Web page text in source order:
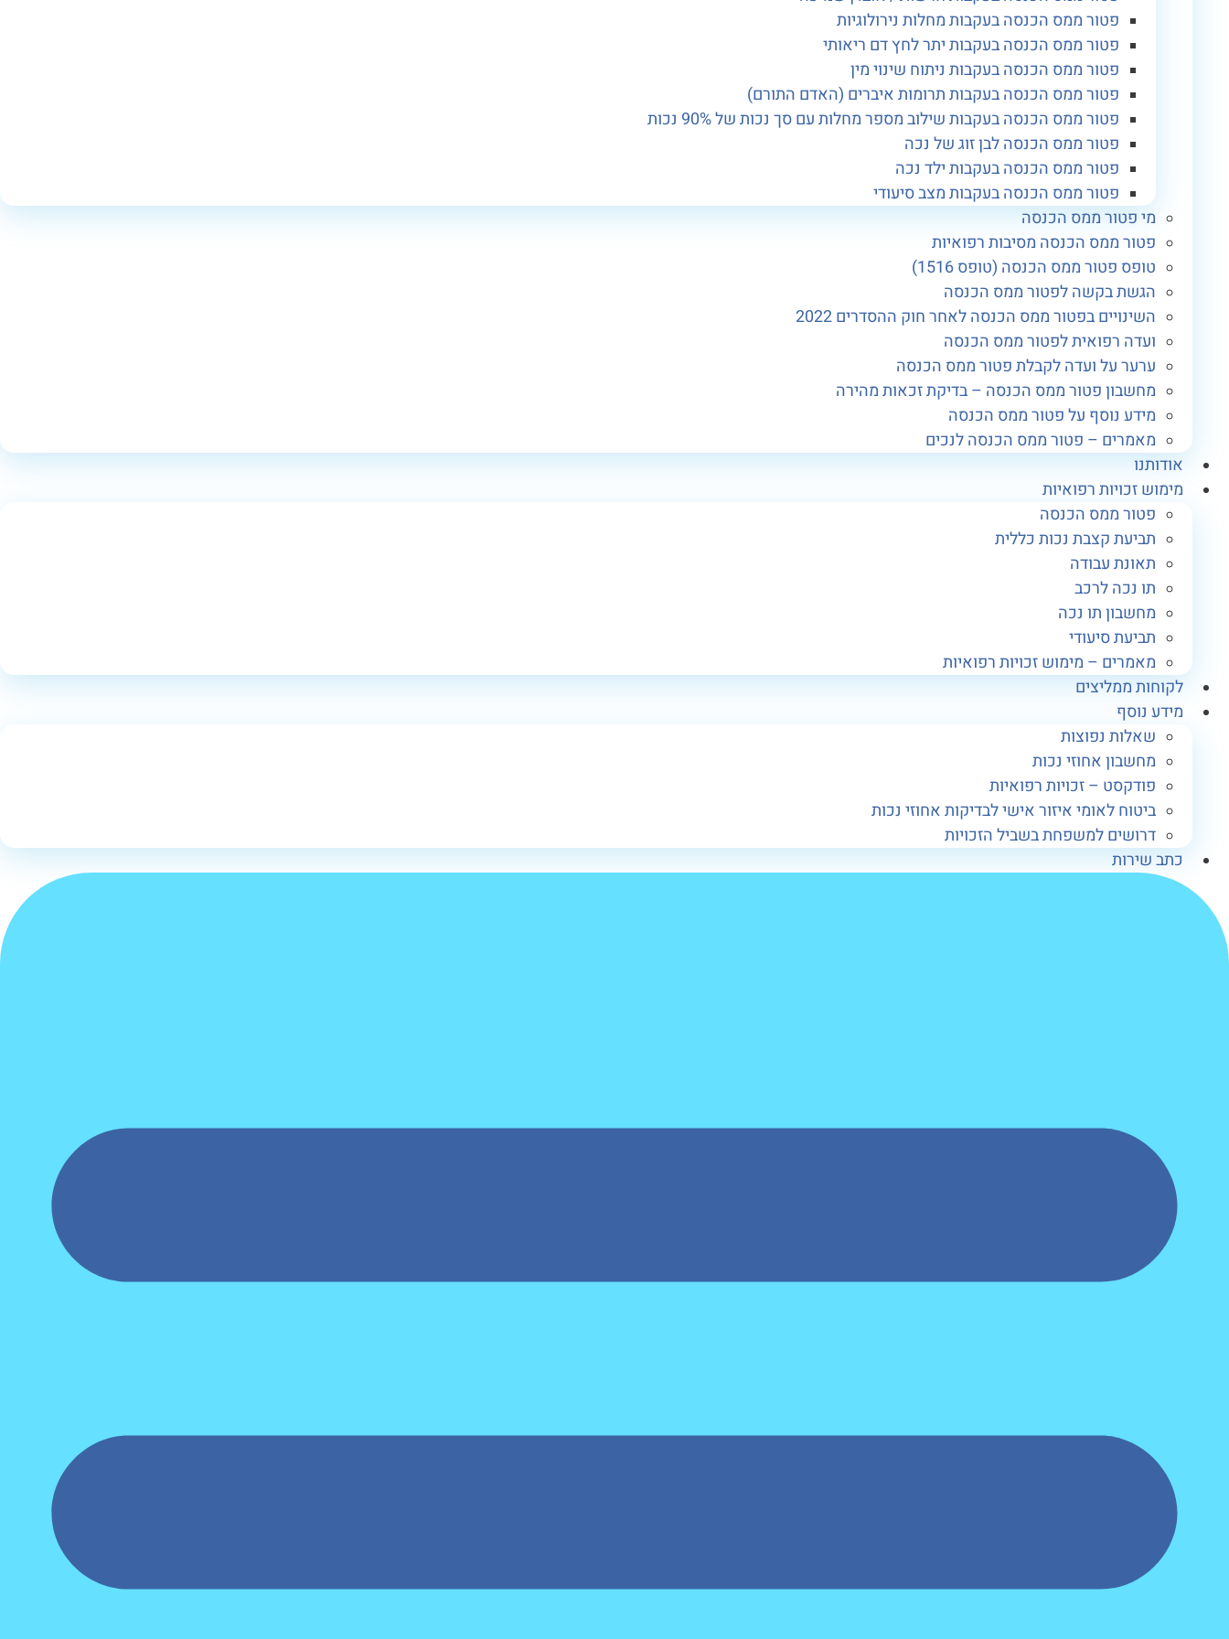
פטור ממס הכנסה בעקבות מחלות נירולוגיות
פטור ממס הכנסה בעקבות יתר לחץ דם ריאותי
פטור ממס הכנסה בעקבות ניתוח שינוי מין
פטור ממס הכנסה בעקבות תרומות איברים (האדם התורם)
פטור ממס הכנסה בעקבות שילוב מספר מחלות עם סך נכות של 90% נכות
פטור ממס הכנסה לבן זוג של נכה
פטור ממס הכנסה בעקבות ילד נכה
פטור ממס הכנסה בעקבות מצב סיעודי
מי פטור ממס הכנסה
פטור ממס הכנסה מסיבות רפואיות
טופס פטור ממס הכנסה (טופס 1516)
הגשת בקשה לפטור ממס הכנסה
השינויים בפטור ממס הכנסה לאחר חוק ההסדרים 2022
ועדה רפואית לפטור ממס הכנסה
ערער על ועדה לקבלת פטור ממס הכנסה
מחשבון פטור ממס הכנסה – בדיקת זכאות מהירה
מידע נוסף על פטור ממס הכנסה
מאמרים – פטור ממס הכנסה לנכים
אודותנו
מימוש זכויות רפואיות
פטור ממס הכנסה
תביעת קצבת נכות כללית
תאונת עבודה
תו נכה לרכב
מחשבון תו נכה
תביעת סיעודי
מאמרים – מימוש זכויות רפואיות
לקוחות ממליצים
מידע נוסף
שאלות נפוצות
מחשבון אחוזי נכות
פודקסט – זכויות רפואיות
ביטוח לאומי איזור אישי לבדיקות אחוזי נכות
דרושים למשפחת בשביל הזכויות
כתב שירות